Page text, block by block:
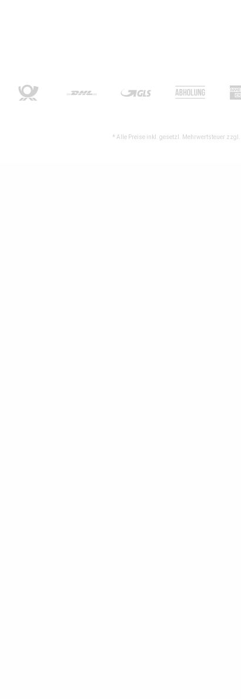
* Alle Preise inkl. gesetzl. Mehrwertsteuer zzgl.